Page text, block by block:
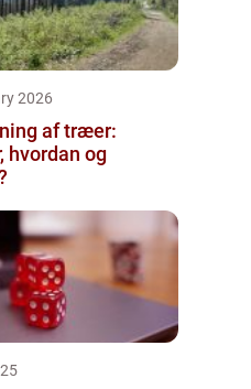
2026
af træer:
hvordan og